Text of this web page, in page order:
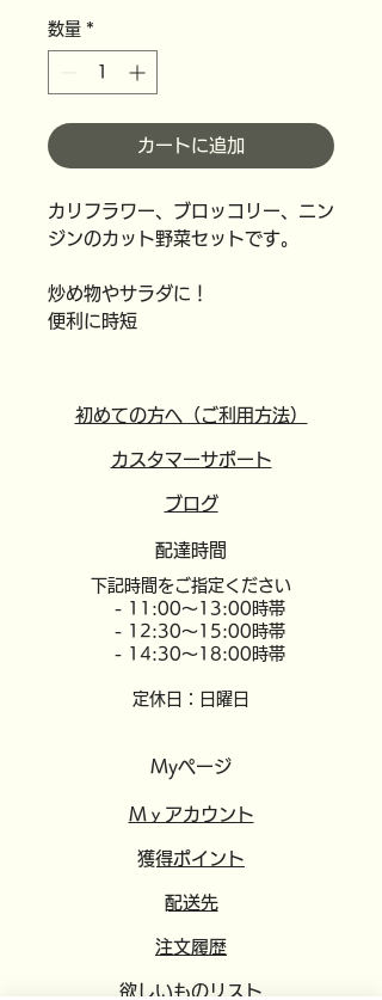
数量 *
カートに追加
カリフラワー、ブロッコリー、ニン
ジンのカット野菜セットです。
炒め物やサラダに！
便利に時短
初めての方へ（ご利用方法）
カスタマーサポート
​ブログ
配達時間
​下記時間をご指定ください
- 11:00～13:00時帯
- 12:30～15:00時帯
- 14:30～18:00時帯
定休日：日曜日
Myページ
​​Mｙアカウント
​獲得ポイント
​配送先
注文履歴
欲しいものリスト